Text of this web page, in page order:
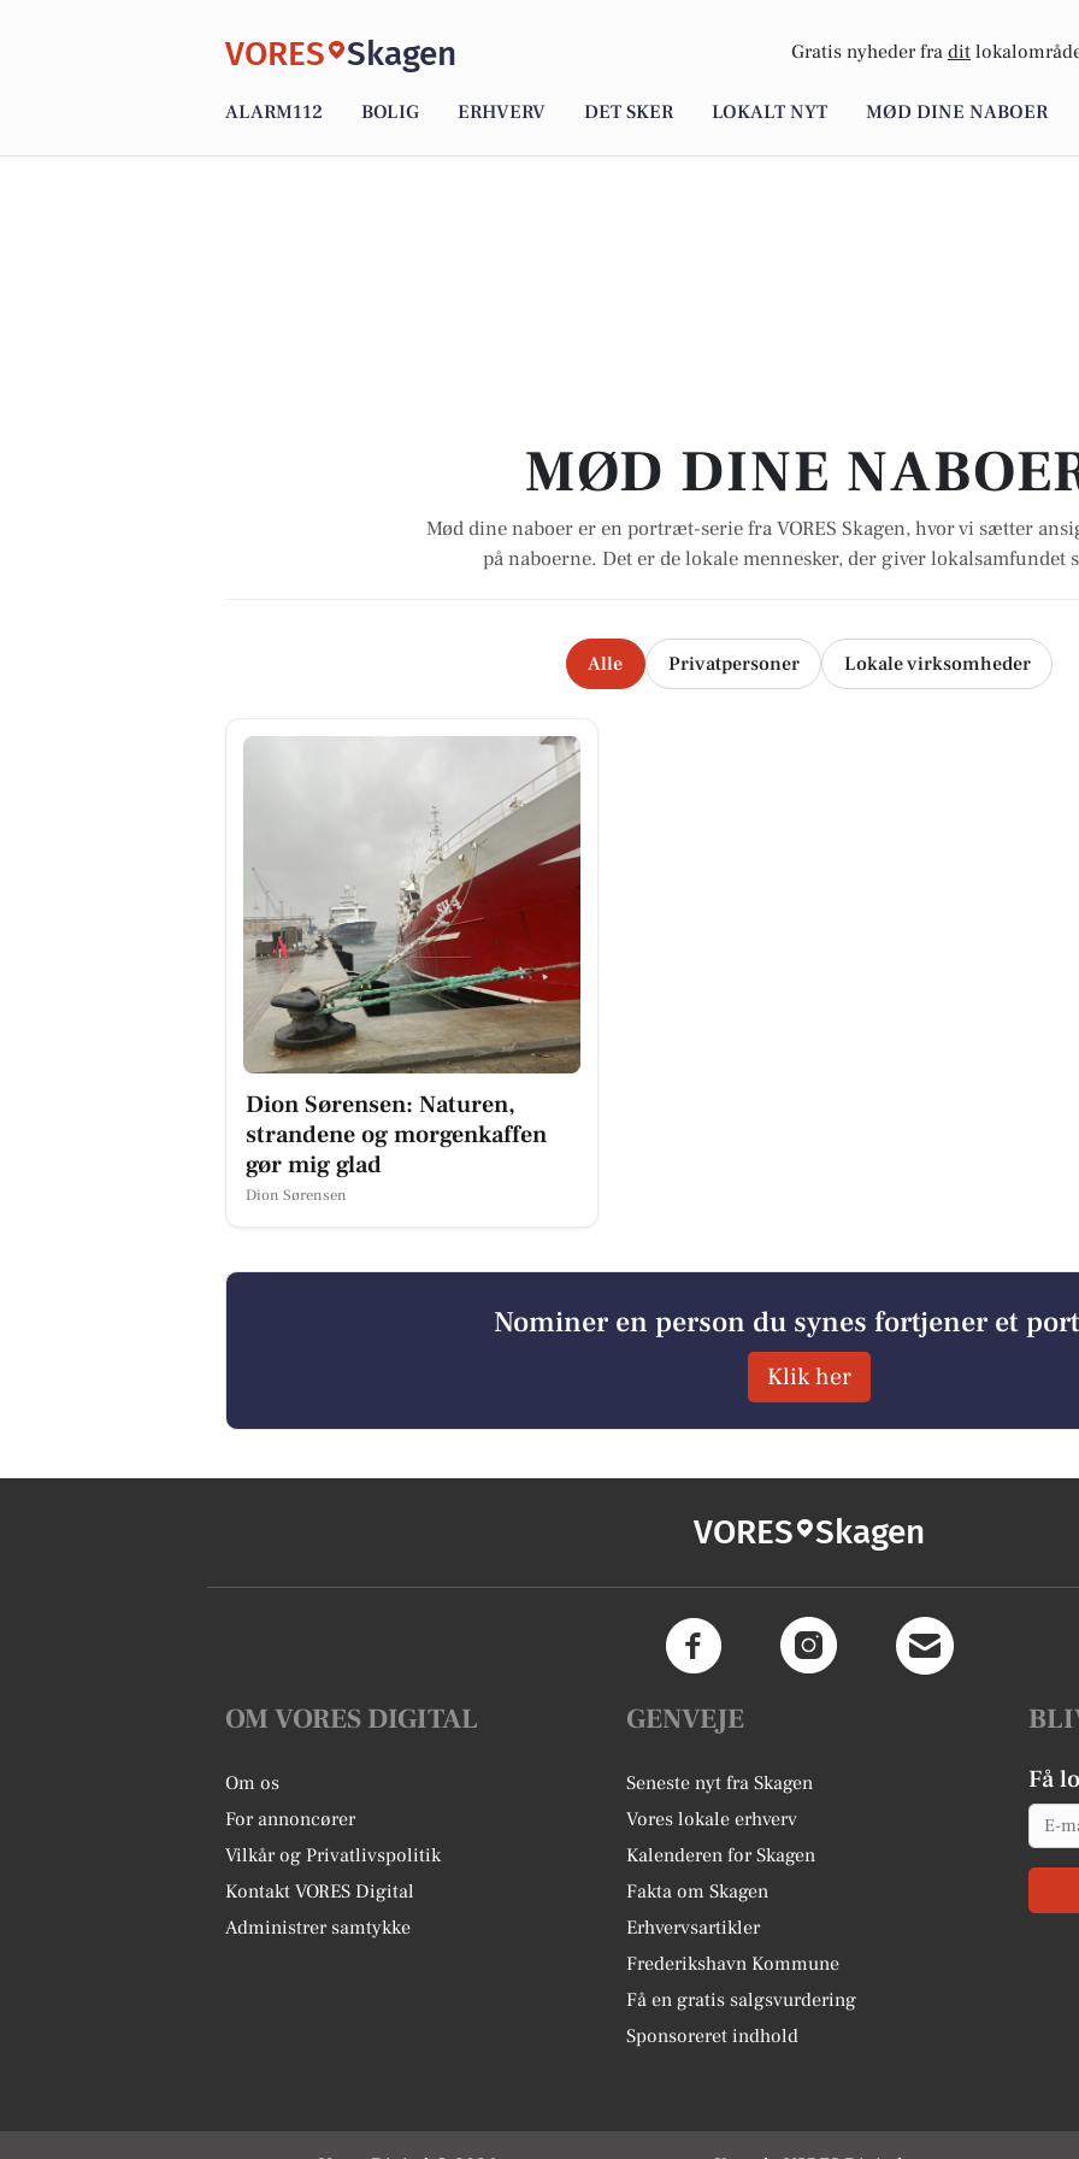
VORES Skagen Gratis nyheder fra dit
ALARM112 BOLIG ERHVERV DET SKER LOKALT NYT MØD DINE NABOER
MØD DINE
Mød dine naboer er en portræt-serie fra VORES Skagen, hvor vi sætter
på naboerne. Det er de lokale mennesker, der giver lokalsamfundet
Alle Privatpersoner Lokale virksomheder
Dion Sørensen: Naturen,
strandene og morgenkaffen
gør mig glad
Dion Sørensen
Nominer en person du synes fortjener et
Klik her
VORES Skagen
OM VORES DIGITAL
Om os
For annoncører
Vilkår og Privatlivspolitik
Kontakt VORES Digital
Administrer samtykke
GENVEJE
Seneste nyt fra Skagen
Vores lokale erhverv
Kalenderen for Skagen
Fakta om Skagen
Erhvervsartikler
Frederikshavn Kommune
Få en gratis salgsvurdering
Sponsoreret indhold
Få
Email